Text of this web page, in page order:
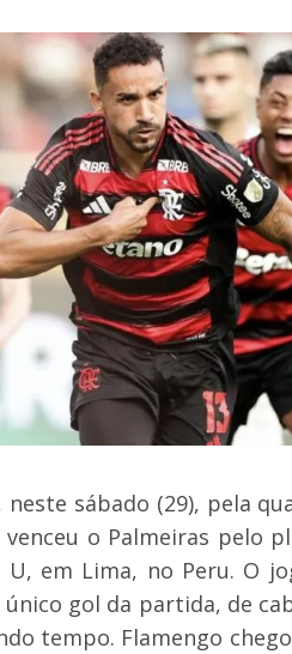
sábado (29), pela
o Palmeiras pelo
U, em Lima, no Peru. O
gol da partida, de
tempo. Flamengo